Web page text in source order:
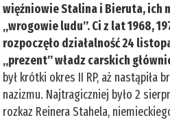
więźniowie Stalina i Bieruta, ich
„wrogowie ludu”. Ci z lat 1968,
rozpoczęło działalność 24
„prezent” władz carskich
był krótki okres II RP, aż nastąpiła
nazizmu. Najtragiczniej było 2
rozkaz Reinera Stahela,